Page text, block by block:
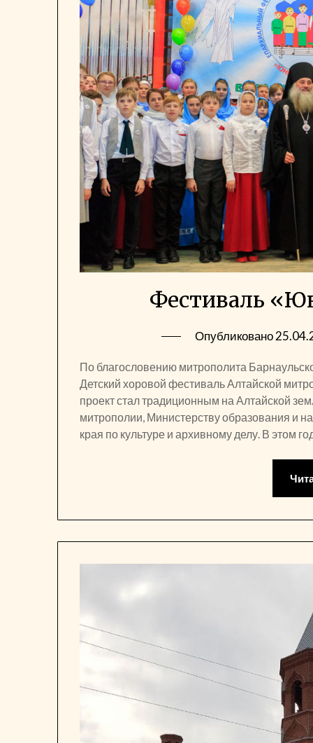
Фестиваль
Опубликовано
По благословению митрополита
Детский хоровой фестиваль Алтайской
проект стал традиционным на Алтайской
митрополии, Министерству образования и
края по культуре и архивному делу. В этом